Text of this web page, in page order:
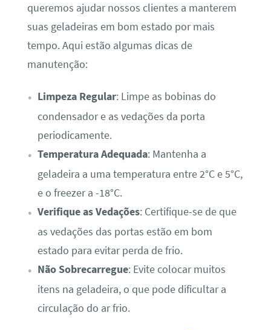
queremos ajudar nossos clientes a manterem
suas geladeiras em bom estado por mais
tempo. Aqui estão algumas dicas de
manutenção:
Limpeza Regular: Limpe as bobinas do
condensador e as vedações da porta
periodicamente.
Temperatura Adequada: Mantenha a
geladeira a uma temperatura entre 2°C e 5°C,
e o freezer a -18°C.
Verifique as Vedações: Certifique-se de que
as vedações das portas estão em bom
estado para evitar perda de frio.
Não Sobrecarregue: Evite colocar muitos
itens na geladeira, o que pode dificultar a
circulação do ar frio.